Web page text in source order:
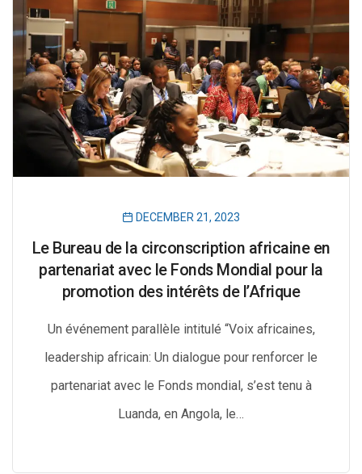
DECEMBER 21, 2023
Le Bureau de la circonscription africaine en
partenariat avec le Fonds Mondial pour la
promotion des intérêts de l’Afrique
Un événement parallèle intitulé “Voix africaines,
leadership africain: Un dialogue pour renforcer le
partenariat avec le Fonds mondial, s’est tenu à
Luanda, en Angola, le…